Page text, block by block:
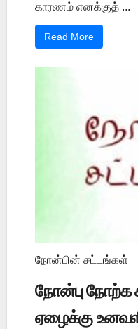
காரணம் எனக்குத் ...
Read More
நோன்பின் சட்டங்கள்
நோன்பு நோற்க
ஏழைக்கு